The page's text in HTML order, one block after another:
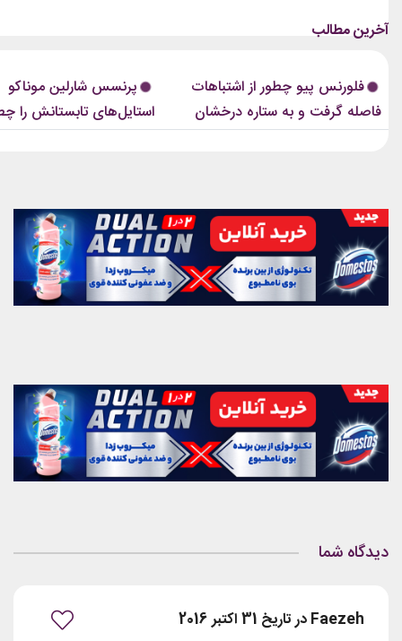
دنیای سینما دیده شد؛ اما در سال‌های ابتدایی
زیورآلات نقرهگیاهان آپارتمانیجدیدترین
کالکشن 2026...
صمیمی‌تر، شارلین نشان داده که
پیراهن‌های...
فلورنس پیو چطور از اشتباهات
فاصله گرفت و به ستاره درخشان
فرش قرمز تبدیل شد؟
پرنسس شارلین موناکو
استایل‌های تابستانش را
می‌بیند؟
دیدگاه شما
Faezeh در تاریخ 31 اکتبر 2016